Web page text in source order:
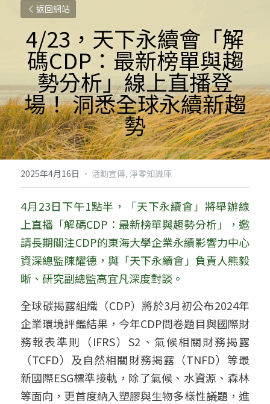
返回網站
4/23，天下永續會「解
碼CDP：最新榜單與趨
勢分析」線上直播登
場！ 洞悉全球永續新趨
勢
2025年4月16日 · 活動宣傳, 淨零知識庫
4月23日下午1點半，「天下永續會」將舉辦線
上直播「解碼CDP：最新榜單與趨勢分析」，邀
請長期關注CDP的東海大學企業永續影響力中心
資深總監陳耀德，與「天下永續會」負責人熊毅
晰、研究副總監高宜凡深度對談。
全球碳揭露組織（CDP）將於3月初公布2024年
企業環境評鑑結果，今年CDP問卷題目與國際財
務報表準則（IFRS）S2、氣候相關財務揭露
（TCFD）及自然相關財務揭露（TNFD）等最
新國際ESG標準接軌，除了氣候、水資源、森林
等面向，更首度納入塑膠與生物多樣性議題，進